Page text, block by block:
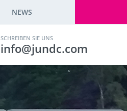
NEWS
SCHREIBEN SIE UNS
info@jundc.com